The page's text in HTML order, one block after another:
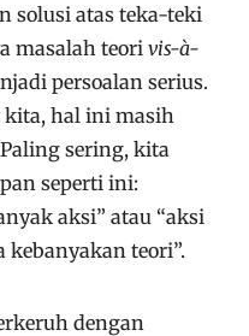
solusi atas teka-teki
masalah teori vis-à-
persoalan serius.
kita, hal ini masih
sering, kita
seperti ini:
aksi” atau “aksi
teori”.
dengan